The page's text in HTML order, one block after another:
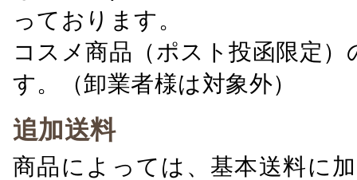
っております。
コスメ商品（ポスト投函限定
す。（卸業者様は対象外）
追加送料
商品によっては、基本送料に